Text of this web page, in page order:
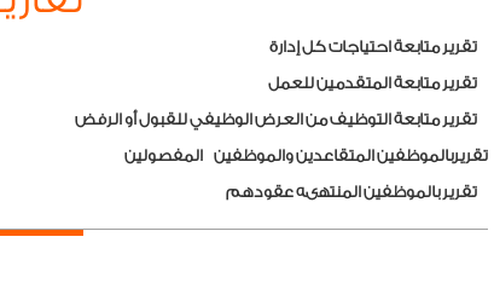
تقرير متابعة احتياجات كل إدارة
تقرير متابعة المتقدمين للعمل
تقرير متابعة التوظيف من العرض الوظيفي للقبول أو الرفض
تقريربالموظفين المتقاعدين والموظفين المفصولين
تقرير بالموظفين المنتهىه عقودهم